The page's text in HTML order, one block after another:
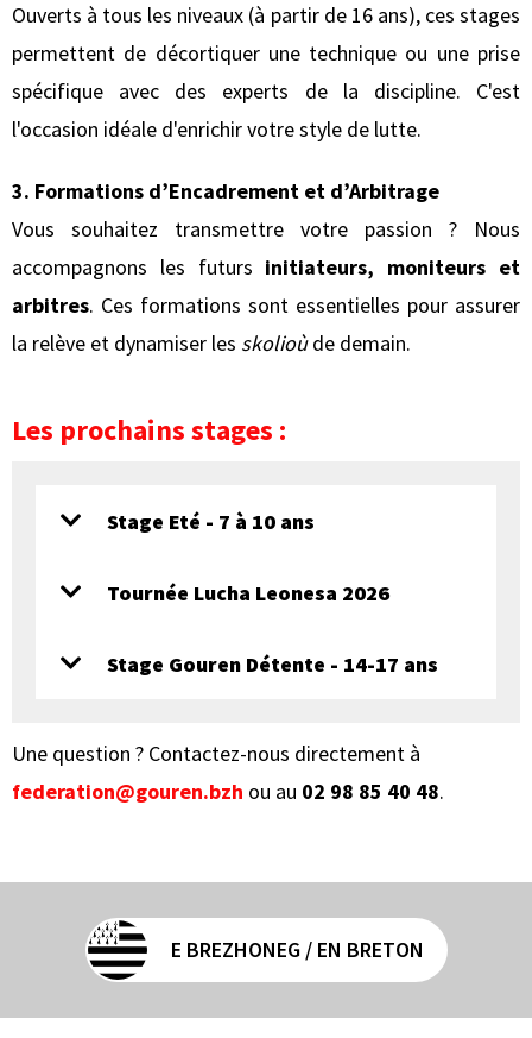
Ouverts à tous les niveaux (à partir de 16 ans), ces stages
permettent de décortiquer une technique ou une prise
spécifique avec des experts de la discipline. C'est
l'occasion idéale d'enrichir votre style de lutte.
3. Formations d’Encadrement et d’Arbitrage
Vous souhaitez transmettre votre passion ? Nous
accompagnons les futurs initiateurs, moniteurs et
arbitres. Ces formations sont essentielles pour assurer
la relève et dynamiser les skolioùde demain.
Les prochains stages :
Stage Eté - 7 à 10 ans
Tournée Lucha Leonesa 2026
Stage Gouren Détente - 14-17 ans
Une question ? Contactez-nous directement à
federation@gouren.bzh ou au 02 98 85 40 48.
E BREZHONEG / EN BRETON